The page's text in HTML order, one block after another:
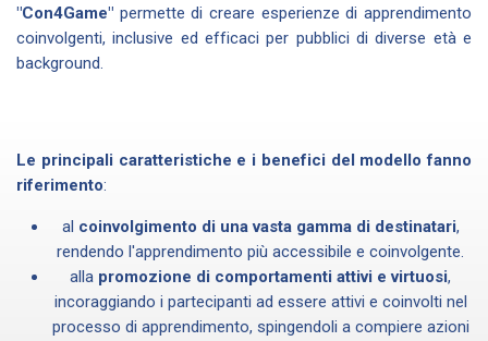
"Con4Game" permette di creare esperienze di apprendimento
coinvolgenti, inclusive ed efficaci per pubblici di diverse età e
background.
Le principali caratteristiche e i benefici del modello fanno
riferimento:
al coinvolgimento di una vasta gamma di destinatari,
rendendo l'apprendimento più accessibile e coinvolgente.
alla promozione di comportamenti attivi e virtuosi,
incoraggiando i partecipanti ad essere attivi e coinvolti nel
processo di apprendimento, spingendoli a compiere azioni